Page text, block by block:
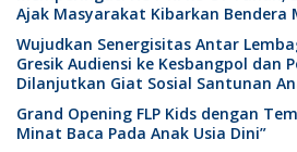
Ajak Masyarakat Kibarkan Bendera
Wujudkan Senergisitas Antar
Gresik Audiensi ke Kesbangpol dan
Dilanjutkan Giat Sosial Santunan
Grand Opening FLP Kids dengan
Minat Baca Pada Anak Usia Dini”